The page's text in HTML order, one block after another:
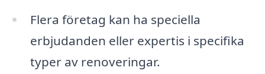
Flera företag kan ha speciella
erbjudanden eller expertis i specifika
typer av renoveringar.